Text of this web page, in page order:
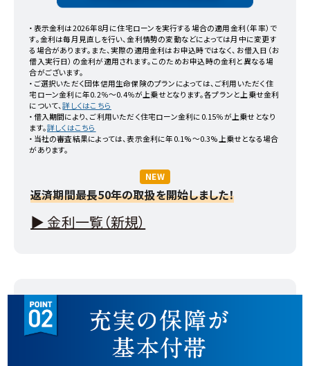
・表示金利は2026年8月 に住宅ローンを実行する場合の適用金利（年率）で
す。金利は毎月見直しを行い、金利情勢の変動などによっては月中に変更す
る場合があります。また、実際の適用金利はお申込時ではなく、お借入日（お
借入実行日）の金利が適用されます。このためお申込時の金利と異なる場
合がございます。
・ご選択いただく団体信用生命保険のプランによっては、ご利用いただく住
宅ローン金利に年0.2％～0.4％が上乗せとなります。各プランと上乗せ金利
について、詳しくはこちら
・借入期間により、ご利用いただく住宅ローン金利に0.15％が上乗せとなり
ます。詳しくはこちら
・当社の審査結果によっては、表示金利に年0.1%～0.3%上乗せとなる場合
があります。
NEW
返済期間最長50年の取扱を開始しました！
▶︎ 金利一覧（新規）